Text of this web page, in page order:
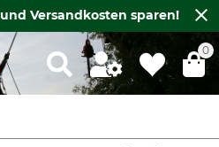
und Versandkosten sparen!
0